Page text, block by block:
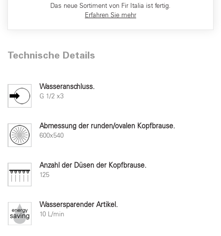
Das neue Sortiment von Fir Italia ist fertig.
Erfahren Sie mehr
Technische Details
Wasseranschluss.
G 1/2 x3
Abmessung der runden/ovalen Kopfbrause.
600x540
Anzahl der Düsen der Kopfbrause.
125
Wassersparender Artikel.
10 L/min